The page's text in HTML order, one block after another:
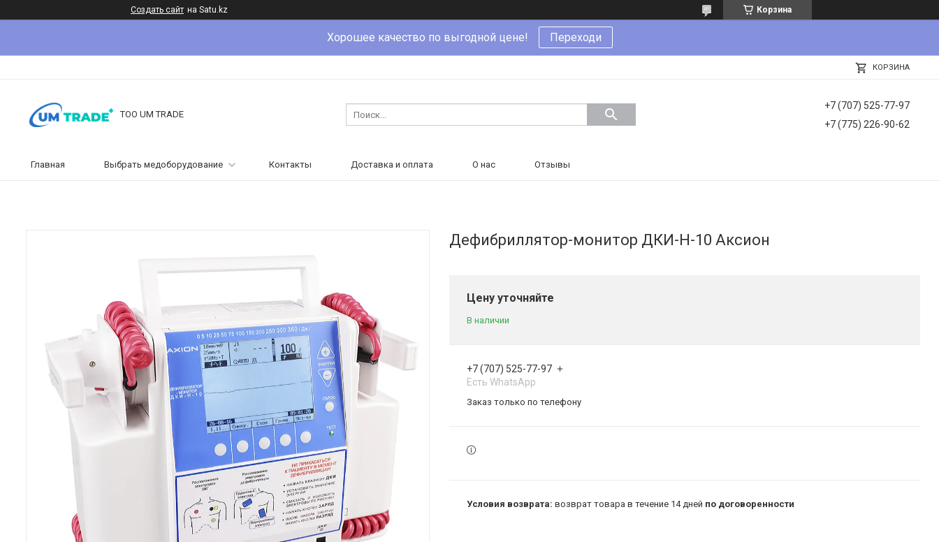
Создать сайт на Satu.kz Корзина
Хорошее качество по выгодной цене! Переходи
КОРЗИНА
ТОО UM TRADE
+7 (707) 525-77-97
+7 (775) 226-90-62
Главная Выбрать медоборудование Контакты Доставка и оплата О нас Отзывы
Дефибриллятор-монитор ДКИ-Н-10 Аксион
Цену уточняйте
В наличии
+7 (707) 525-77-97
Есть WhatsApp
Заказ только по телефону
возврат товара в течение 14 дней по договоренности